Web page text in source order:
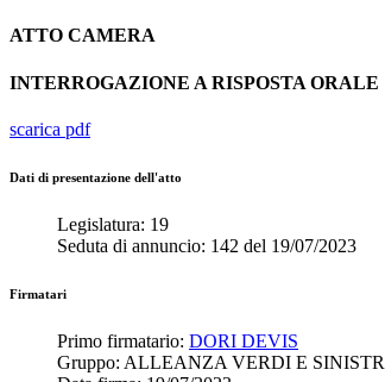
ATTO CAMERA
INTERROGAZIONE A RISPOSTA ORALE
scarica pdf
Dati di presentazione dell'atto
Legislatura: 19
Seduta di annuncio: 142 del 19/07/2023
Firmatari
Primo firmatario: DORI DEVIS
Gruppo: ALLEANZA VERDI E